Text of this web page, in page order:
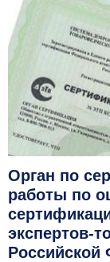
Орган по
работы по
экспертов-
Российской